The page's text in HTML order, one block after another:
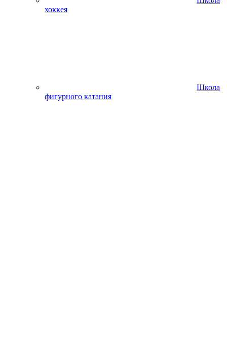
хоккея
Школа
фигурного катания